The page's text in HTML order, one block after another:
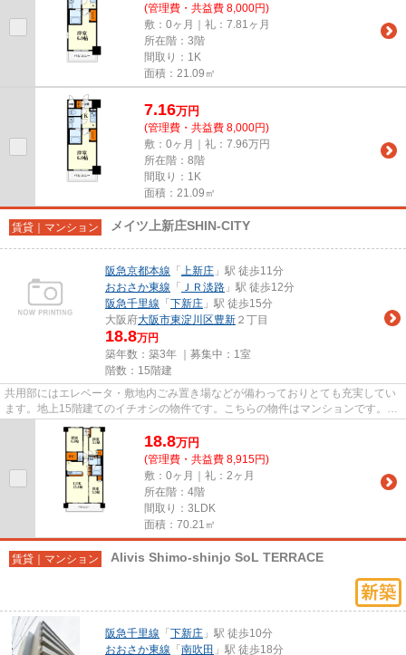
(管理費・共益費 8,000円)
敷：0ヶ月｜礼：7.81ヶ月
所在階：3階
間取り：1K
面積：21.09㎡
7.16万円
(管理費・共益費 8,000円)
敷：0ヶ月｜礼：7.96万円
所在階：8階
間取り：1K
面積：21.09㎡
賃貸｜マンション メイツ上新庄SHIN-CITY
阪急京都本線 「 上新庄 」駅 徒歩11分
おおさか東線 「 ＪＲ淡路 」駅 徒歩12分
阪急千里線 「 下新庄 」駅 徒歩15分
大阪府大阪市東淀川区豊新 ２丁目
18.8万円
築年数：築3年 ｜募集中： 1室
階数：15階建
共用部にはエレベータ・敷地内ごみ置き場などが備わっておりとても充実してい
ます。地上15階建てのイチオシの物件です。こちらの物件はマンションです。場
所が平坦なのは、ランニング...
18.8万円
(管理費・共益費 8,915円)
敷：0ヶ月｜礼：2ヶ月
所在階：4階
間取り：3LDK
面積：70.21㎡
賃貸｜マンション Alivis Shimo-shinjo SoL TERRACE
阪急千里線 「 下新庄 」駅 徒歩10分
おおさか東線 「 南吹田 」駅 徒歩18分